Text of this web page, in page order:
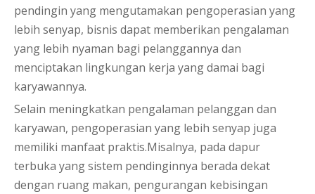
pendingin yang mengutamakan pengoperasian yang
lebih senyap, bisnis dapat memberikan pengalaman
yang lebih nyaman bagi pelanggannya dan
menciptakan lingkungan kerja yang damai bagi
karyawannya.
Selain meningkatkan pengalaman pelanggan dan
karyawan, pengoperasian yang lebih senyap juga
memiliki manfaat praktis.Misalnya, pada dapur
terbuka yang sistem pendinginnya berada dekat
dengan ruang makan, pengurangan kebisingan